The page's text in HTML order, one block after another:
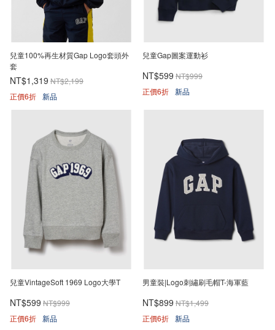
兒童100%再生材質Gap Logo套頭外
套
NT$1,319 NT$2,199
正價6折 新品
兒童Gap圖案運動衫
NT$599 NT$999
正價6折 新品
兒童VintageSoft 1969 Logo大學T
NT$599 NT$999
正價6折 新品
男童裝|Logo刺繡刷毛帽T-海軍藍
NT$899 NT$1,499
正價6折 新品